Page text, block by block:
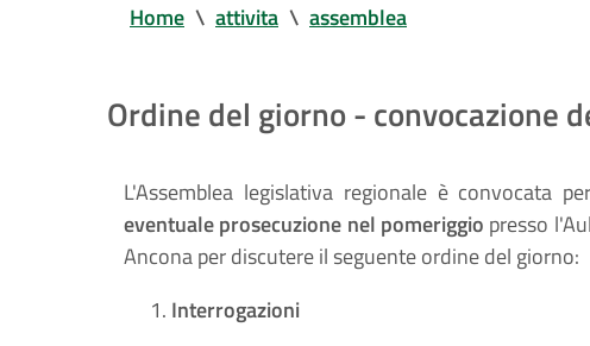
Home \ attivita \ assemblea
Ordine del giorno - convocazione
L'Assemblea legislativa regionale è convocata per
eventuale prosecuzione nel pomeriggio presso
Ancona per discutere il seguente ordine del giorno:
Interrogazioni